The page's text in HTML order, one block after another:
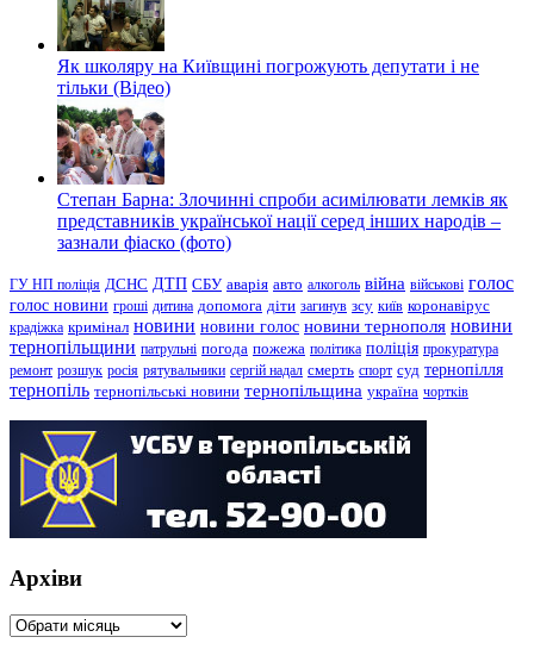
Як школяру на Київщині погрожують депутати і не
тільки (Відео)
Степан Барна: Злочинні спроби асимілювати лемків як
представників української нації серед інших народів –
зазнали фіаско (фото)
ГУ НП поліція ДСНС ДТП СБУ аварія авто алкоголь війна військові голос
голос новини гроші дитина допомога діти загинув зсу київ коронавірус
крадіжка кримінал новини новини голос новини тернополя новини
тернопільщини патрульні погода пожежа політика поліція прокуратура
ремонт розшук росія рятувальники сергій надал смерть спорт суд тернопілля
тернопіль тернопільські новини тернопільщина україна чортків
Архіви
Архіви